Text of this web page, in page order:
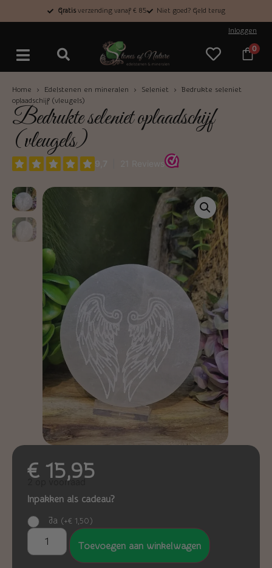
Gratisverzending vanaf € 85 Niet goed? Geld terug
Inloggen
0
Home › Edelstenen en mineralen › Seleniet › Bedrukte seleniet
oplaadschijf (vleugels)
Bedrukte seleniet oplaadschijf
(vleugels)
€15,95
2 op voorraad
Inpakken als cadeau?
Ja (+€ 1,50)
Toevoegen aan winkelwagen